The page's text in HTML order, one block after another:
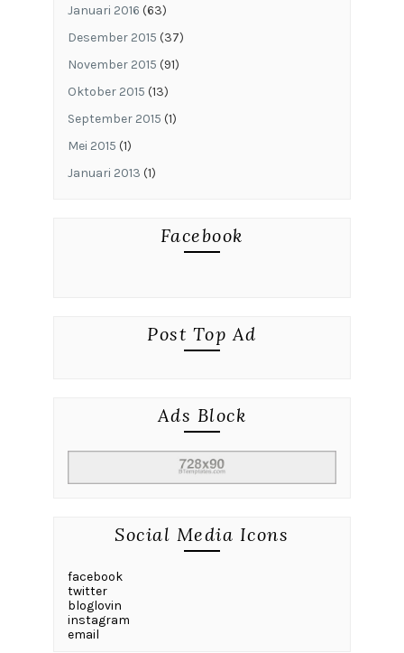
Januari 2016 (63)
Desember 2015 (37)
November 2015 (91)
Oktober 2015 (13)
September 2015 (1)
Mei 2015 (1)
Januari 2013 (1)
Facebook
Post Top Ad
Ads Block
Social Media Icons
facebook
twitter
bloglovin
instagram
email